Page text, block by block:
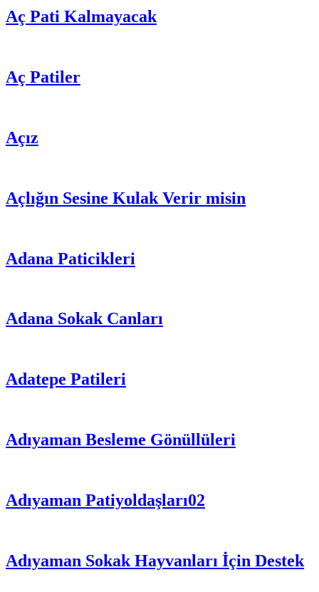
Aç Pati Kalmayacak
Aç Patiler
Açız
Açlığın Sesine Kulak Verir misin
Adana Paticikleri
Adana Sokak Canları
Adatepe Patileri
Adıyaman Besleme Gönüllüleri
Adıyaman Patiyoldaşları02
Adıyaman Sokak Hayvanları İçin Destek